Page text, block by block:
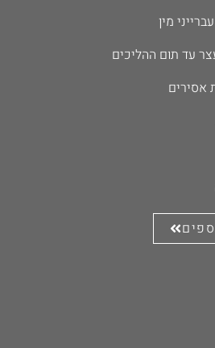
מין
עד תום ההליכים
אסירים